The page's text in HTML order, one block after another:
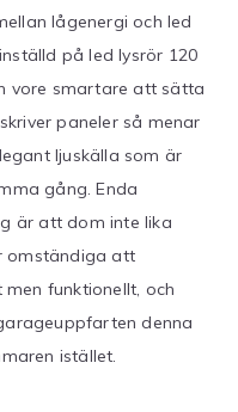
lågenergi och led
på led lysrör 120
vore smartare att sätta
paneler så menar
ljuskälla som är
gång. Enda
är att dom inte lika
omständiga att
funktionellt, och
denna
istället.